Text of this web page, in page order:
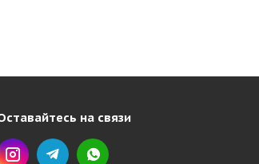
на связи